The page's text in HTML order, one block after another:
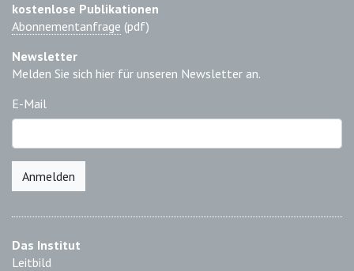
kostenlose Publikationen
Abonnementanfrage (pdf)
Newsletter
Melden Sie sich hier für unseren Newsletter an.
E-Mail
Anmelden
Das Institut
Leitbild